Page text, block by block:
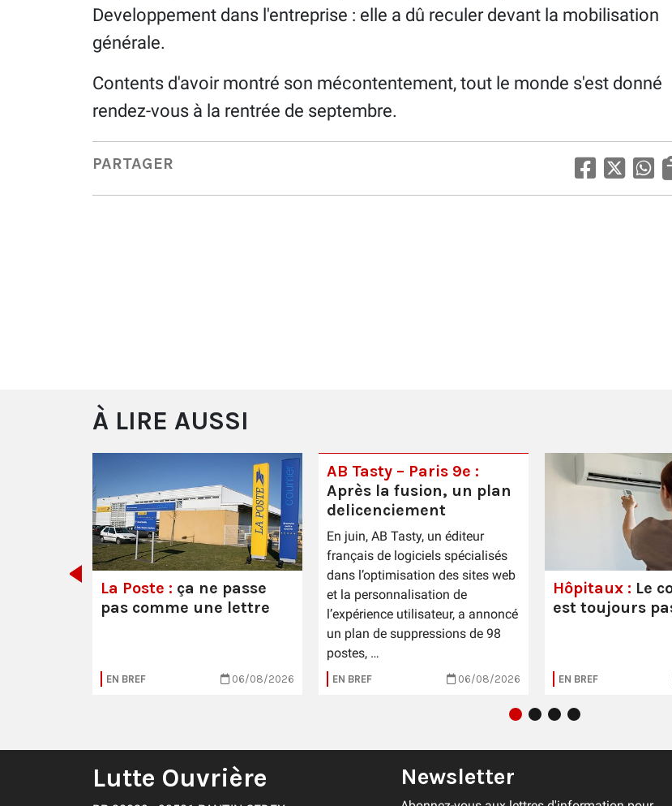
Developpement dans l'entreprise : elle a dû reculer devant la mobilisation
générale.
Contents d'avoir montré son mécontentement, tout le monde s'est donné
rendez-vous à la rentrée de septembre.
PARTAGER
À LIRE AUSSI
La Poste : ça ne passe
pas comme une lettre
EN BREF 06/08/2026
AB Tasty – Paris 9e :
Après la fusion, un plan
delicenciement
En juin, AB Tasty, un éditeur
français de logiciels spécialisés
dans l’optimisation des sites web
et la personnalisation de
l’expérience utilisateur, a annoncé
un plan de suppressions de 98
postes, …
EN BREF 06/08/2026
Hôpitaux : Le
est toujours
EN BREF
Lutte Ouvrière Newsletter